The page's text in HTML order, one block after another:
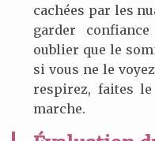
cachées par les
garder
oublier que le
si vous ne le
respirez, faites
marche.